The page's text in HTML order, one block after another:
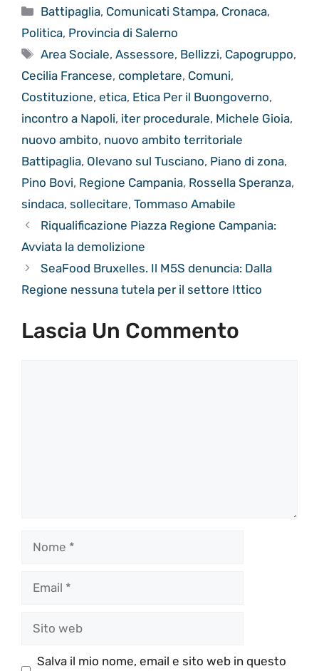
Categorie
Battipaglia, Comunicati Stampa, Cronaca,
Politica, Provincia di Salerno
Tag
Area Sociale,Assessore, Bellizzi, Capogruppo,
Cecilia Francese, completare, Comuni,
Costituzione, etica, Etica Per il Buongoverno,
incontro a Napoli, iter procedurale, Michele Gioia,
nuovo ambito, nuovo ambito territoriale
Battipaglia, Olevano sul Tusciano, Piano di zona,
Pino Bovi, Regione Campania, Rossella Speranza,
sindaca, sollecitare, Tommaso Amabile
Riqualificazione Piazza Regione Campania:
Avviata la demolizione
SeaFood Bruxelles. Il M5S denuncia: Dalla
Regione nessuna tutela per il settore Ittico
Lascia Un Commento
Salva il mio nome, email e sito web in questo